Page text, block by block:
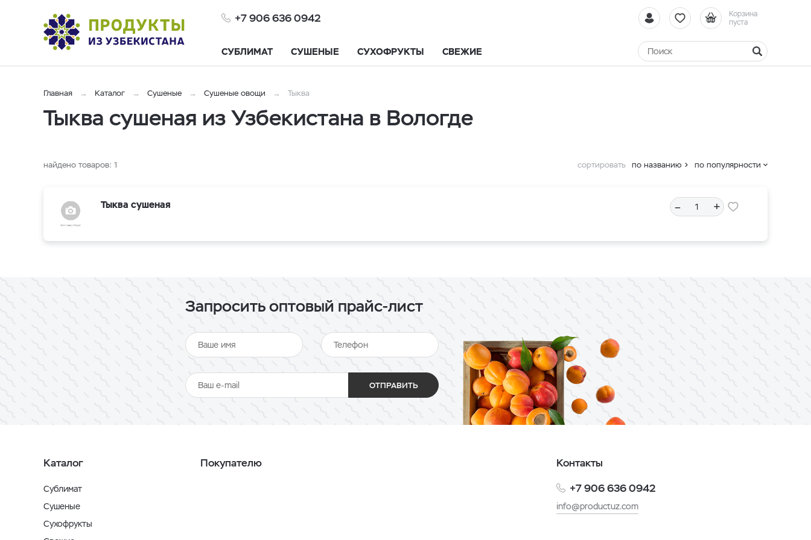
+7 906 636 0942
Корзина
пуста
СУБЛИМАТ СУШЕНЫЕ СУХОФРУКТЫ СВЕЖИЕ
Главная Каталог Сушеные Сушеные овощи Тыква
Тыква сушеная из Узбекистана в Вологде
найдено товаров: 1 сортировать по названию по популярности
Тыква сушеная – +
Запросить оптовый прайс-лист
ОТПРАВИТЬ
Каталог
Сублимат
Сушеные
Сухофрукты
Покупателю
Контакты
+7 906 636 0942
info@productuz.com